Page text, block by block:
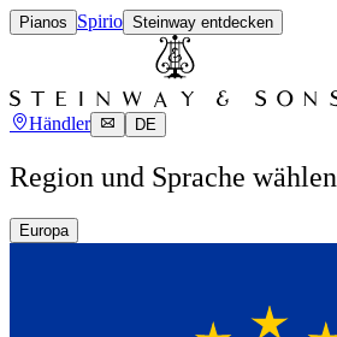
Pianos Spirio Steinway entdecken
Händler DE
Region und Sprache wählen
Europa